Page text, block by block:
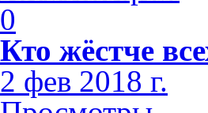
0
Кто жёстче
2 фев 2018 г.